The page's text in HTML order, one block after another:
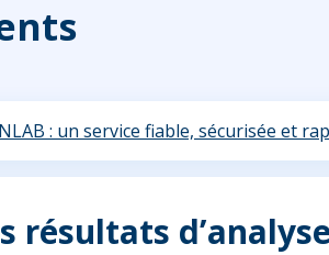
: un service fiable, sécurisée et
résultats